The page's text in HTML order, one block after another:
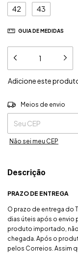
42 43
GUIA DE MEDIDAS
Adicione este
Entregas para o CEP:
Meios de envio
Não sei meu CEP
Descrição
PRAZO DE ENTREGA
O prazo de entrega do
dias úteis após o envio
produto importado,
chegada. Após o
pelos Correios. Assim